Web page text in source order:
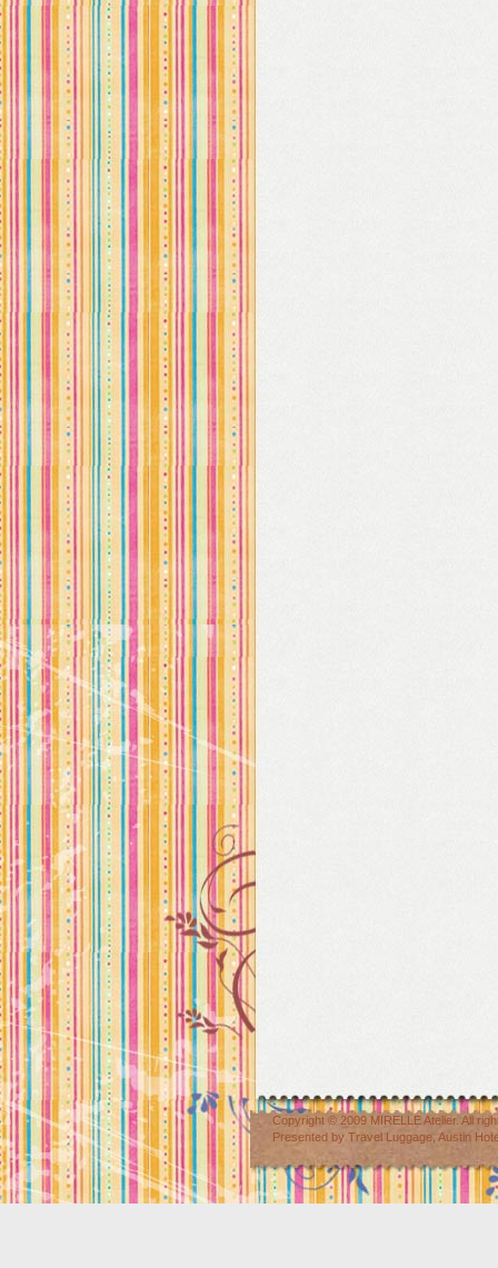
Copyright © 2009 MIRELLE Atelier. All
Presented by Travel Luggage Austin